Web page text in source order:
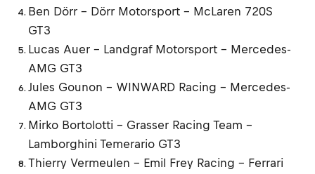
Ben Dörr - Dörr Motorsport - McLaren 720S
GT3
Lucas Auer - Landgraf Motorsport - Mercedes-
AMG GT3
Jules Gounon - WINWARD Racing - Mercedes-
AMG GT3
Mirko Bortolotti - Grasser Racing Team -
Lamborghini Temerario GT3
Thierry Vermeulen - Emil Frey Racing - Ferrari